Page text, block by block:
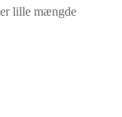
lille mængde